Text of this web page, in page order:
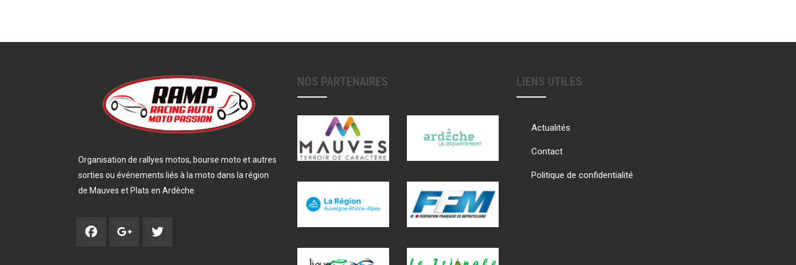
Organisation de rallyes motos, bourse moto et autres
sorties ou événements liés à la moto dans la région
de Mauves et Plats en Ardèche.
NOS PARTENAIRES LIENS UTILES
Actualités
Contact
Politique de confidentialité